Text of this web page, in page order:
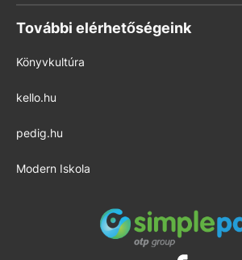
További elérhetőségeink
Könyvkultúra
kello.hu
pedig.hu
Modern Iskola